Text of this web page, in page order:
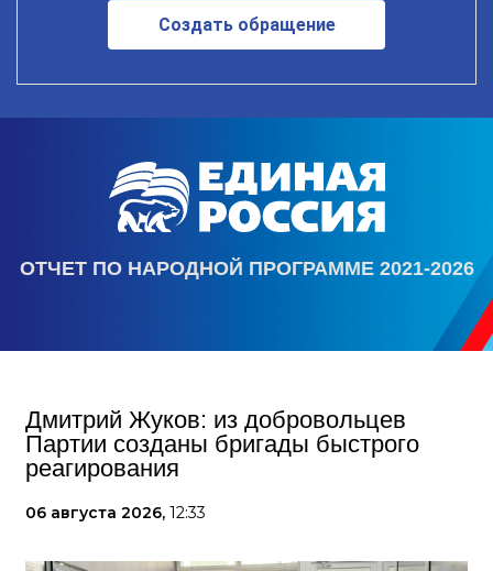
Создать обращение
ОТЧЕТ ПО НАРОДНОЙ ПРОГРАММЕ 2021-2026
Дмитрий Жуков: из добровольцев
Партии созданы бригады быстрого
реагирования
06 августа 2026, 12:33